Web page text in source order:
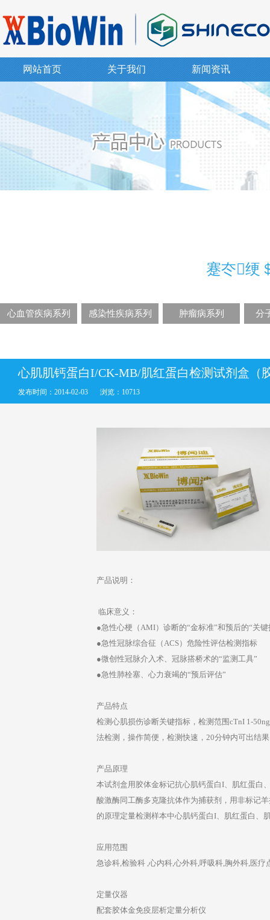
网站首页 关于我们 新闻资讯
蹇冭绠
心血管疾病系列 感染性疾病系列 肿瘤病系列 分
心肌肌钙蛋白I/CK-MB/肌红蛋白检测试剂盒（
发布时间：2014-02-03 浏览：10713
产品说明：
临床意义：
●急性心梗（AMI）诊断的“金标准”和预后的“关键
●急性冠脉综合征（ACS）危险性评估检测指标
●微创性冠脉介入术、冠脉搭桥术的“监测工具”
●急性肺栓塞、心力衰竭的“预后评估”
产品特点
检测心肌损伤诊断关键指标，检测范围cTnI 1-
法检测，操作简便，检测快速，20分钟内可出结
产品原理
本试剂盒用胶体金标记抗心肌钙蛋白I、肌红蛋白
酸激酶同工酶多克隆抗体作为捕获剂，用非标记
的原理定量检测样本中心肌钙蛋白I、肌红蛋白、
应用范围
急诊科,检验科 ,心内科,心外科,呼吸科,胸外科,医
定量仪器
配套胶体金免疫层析定量分析仪